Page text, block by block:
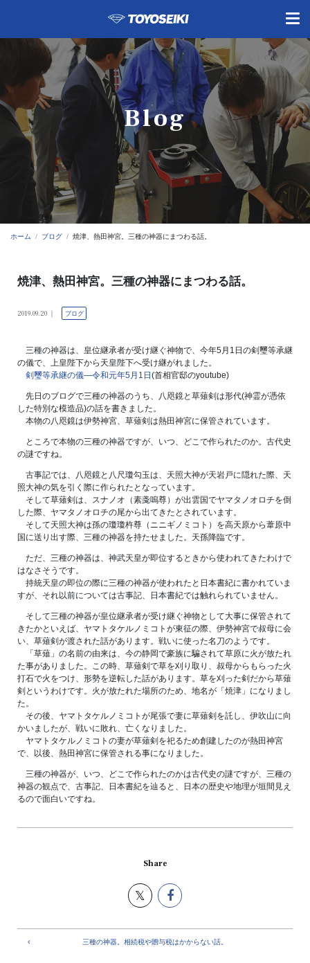
Blog
ホーム ブログ 焼津、熱田神宮。三種の神器にまつわる話。
焼津、熱田神宮。三種の神器にまつわる話。
2019.09.20 ブログ
三種の神器は、皇位継承者が受け継ぐ神物で、今年5月1日の剣璽等承継
の儀で、上皇陛下から天皇陛下へ受け継がれました。
剣璽等承継の儀―令和元年5月1日 (首相官邸のyoutube)
先日のブログで三種の神器のうち、八咫鏡と草薙剣は形代(神霊が憑依
した特別な模造品)の話を書きました。
本物の八咫鏡は伊勢神宮、草薙剣は熱田神宮に保管されています。
ところで本物の三種の神器ですが、いつ、どこで作られたのか。古代史
の謎ですね。
古事記では、八咫鏡と八尺瓊勾玉は、天照大神が天岩戸に隠れた際、天
照大神の気を引く際に作られたとなっています。
そして草薙剣は、スナノオ（素戔嗚尊）が出雲国でヤマタノオロチを倒
した際、ヤマタノオロチの尾から出てきたとされています。
そして天照大神は孫の瓊瓊杵尊（ニニギノミコト）を高天原から葦原中
国に送り出す際、三種の神器を持たせました。天孫降臨です。
ただ、三種の神器は、神武天皇が即位するときから使われてきたわけで
はなさそうです。
持統天皇の即位の際に三種の神器が使われたと日本書紀に書かれていま
すが、それ以前については古事記、日本書紀では触れられていません。
そして三種の神器が皇位継承者が受け継ぐ神物として大事に保管されて
きたかといえば、ヤマトタケルノミコトが東征の際、伊勢神宮で叔母に会
い、草薙剣が渡された話があります。戦いに使った名刀のようです。
「草薙」の名前の由来は、今の静岡で豪族に騙されて草原に火が放たれ
た事がありました。この時、草薙剣で草を刈り取り、叔母からもらった火
打石で火をつけ、形勢を逆転した話があります。草を刈った剣だから草薙
剣というわけです。火が放たれた場所のため、地名が「焼津」になりまし
た。
その後、ヤマトタケルノミコトが尾張で妻に草薙剣を託し、伊吹山に向
かいましたが、戦いに敗れ、亡くなりました。
ヤマトタケルノミコトの妻が草薙剣を祀るため創建したのが熱田神宮
で、以後、熱田神宮に保管される事になりました。
三種の神器が、いつ、どこで作られたのかは古代史の謎ですが、三種の
神器の観点で、古事記、日本書紀を辿ると、日本の歴史や地理が垣間見え
るので面白いですね。
Share
三種の神器。相続税や贈与税はかからない話。